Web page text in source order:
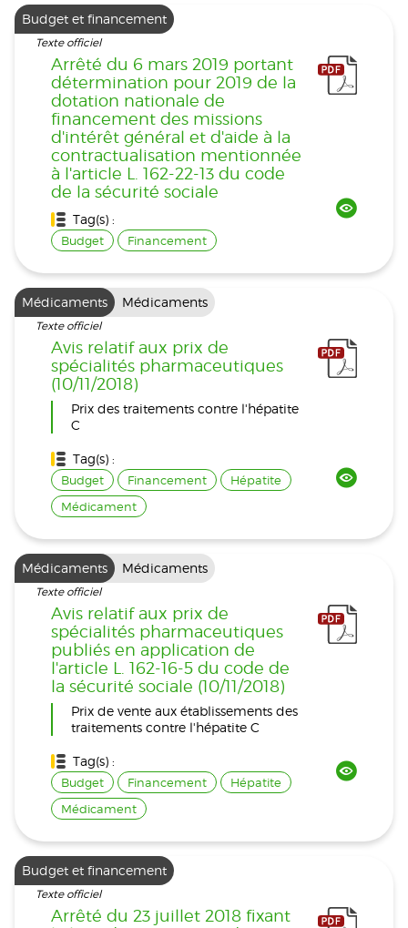
Budget et financement
Texte officiel
Arrêté du 6 mars 2019 portant
détermination pour 2019 de la
dotation nationale de
financement des missions
d'intérêt général et d'aide à la
contractualisation mentionnée
à l'article L. 162-22-13 du code
de la sécurité sociale
Tag(s) :
Budget Financement
Médicaments Médicaments
Texte officiel
Avis relatif aux prix de
spécialités pharmaceutiques
(10/11/2018)
Prix des traitements contre l'hépatite
C
Tag(s) :
Budget Financement
Hépatite
Médicament
Médicaments Médicaments
Texte officiel
Avis relatif aux prix de
spécialités pharmaceutiques
publiés en application de
l'article L. 162-16-5 du code de
la sécurité sociale (10/11/2018)
Prix de vente aux établissements des
traitements contre l'hépatite C
Tag(s) :
Budget Financement
Hépatite
Médicament
Budget et financement
Texte officiel
Arrêté du 23 juillet 2018 fixant